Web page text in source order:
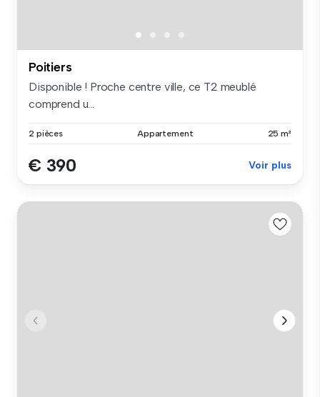
Poitiers
Disponible ! Proche centre ville, ce T2 meublé
comprend u...
2 pièces Appartement 25 m²
€ 390 Voir plus